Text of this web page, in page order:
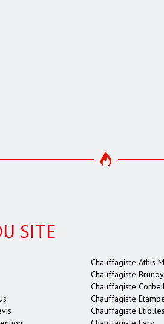
SITE
Chauffagiste Athis
Chauffagiste Brunoy
Chauffagiste
Chauffagiste
Chauffagiste Etiolles